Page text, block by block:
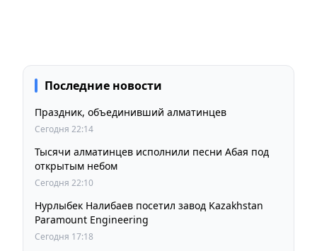
Последние новости
Праздник, объединивший алматинцев
Сегодня 22:14
Тысячи алматинцев исполнили песни Абая под
открытым небом
Сегодня 22:10
Нурлыбек Налибаев посетил завод Kazakhstan
Paramount Engineering
Сегодня 17:18